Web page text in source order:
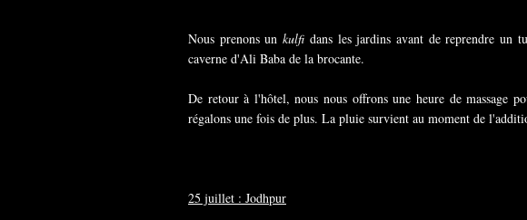
Nous prenons unkulfi dans les jardins avant de reprendre un
caverne d'Ali Baba de la brocante.
De retour à l'hôtel, nous nous offrons une heure de massage
régalons une fois de plus. La pluie survient au moment de
25 juillet : Jodhpur